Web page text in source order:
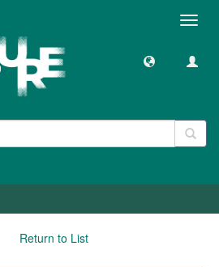
Return to List